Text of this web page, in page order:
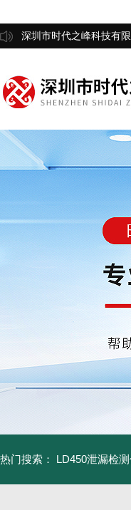
深圳市时代之峰科技有
热门搜索： LD450泄漏检